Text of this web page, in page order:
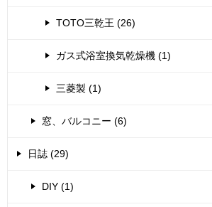
TOTO三乾王 (26)
ガス式浴室換気乾燥機 (1)
三菱製 (1)
窓、バルコニー (6)
日誌 (29)
DIY (1)